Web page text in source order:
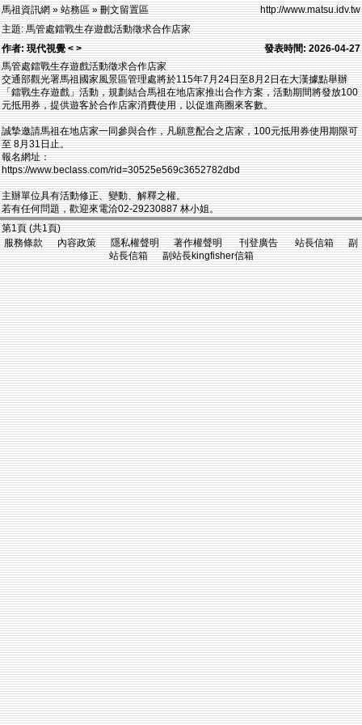
馬祖資訊網 » 站務區 » 刪文留置區
http://www.matsu.idv.tw
主題: 馬管處鐳戰生存遊戲活動徵求合作店家
作者: 現代視覺 < >
發表時間: 2026-04-27
馬管處鐳戰生存遊戲活動徵求合作店家
交通部觀光署馬祖國家風景區管理處將於115年7月24日至8月2日在大漢據點舉辦
「鐳戰生存遊戲」活動，規劃結合馬祖在地店家推出合作方案，活動期間將發放100
元抵用券，提供遊客於合作店家消費使用，以促進商圈來客數。
誠摯邀請馬祖在地店家一同參與合作，凡願意配合之店家，100元抵用券使用期限可
至 8月31日止。
報名網址：
https://www.beclass.com/rid=30525e569c3652782dbd
主辦單位具有活動修正、變動、解釋之權。
若有任何問題，歡迎來電洽02-29230887 林小姐。
第1頁 (共1頁)
服務條款 內容政策 隱私權聲明 著作權聲明 刊登廣告 站長信箱 副
站長信箱 副站長kingfisher信箱